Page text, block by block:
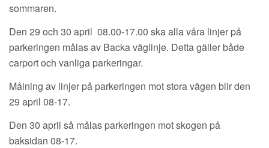
sommaren.
Den 29 och 30 april 08.00-17.00 ska alla våra linjer på
parkeringen målas av Backa väglinje. Detta gäller både
carport och vanliga parkeringar.
Målning av linjer på parkeringen mot stora vägen blir den
29 april 08-17.
Den 30 april så målas parkeringen mot skogen på
baksidan 08-17.